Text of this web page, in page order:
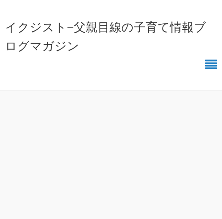
イクジスト−父親目線の子育て情報ブ
ログマガジン